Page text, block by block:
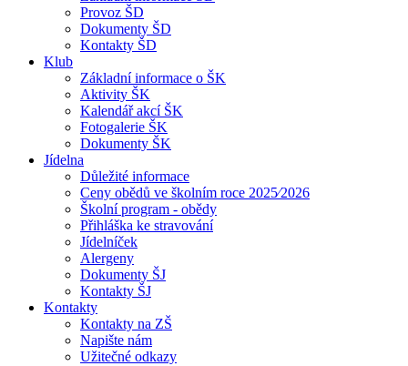
Provoz ŠD
Dokumenty ŠD
Kontakty ŠD
Klub
Základní informace o ŠK
Aktivity ŠK
Kalendář akcí ŠK
Fotogalerie ŠK
Dokumenty ŠK
Jídelna
Důležité informace
Ceny obědů ve školním roce 2025⁄2026
Školní program - obědy
Přihláška ke stravování
Jídelníček
Alergeny
Dokumenty ŠJ
Kontakty ŠJ
Kontakty
Kontakty na ZŠ
Napište nám
Užitečné odkazy